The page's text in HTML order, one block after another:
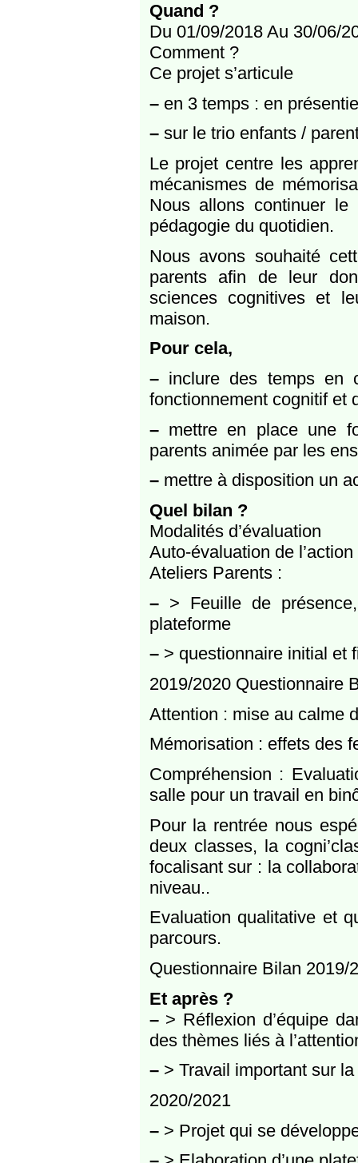
Quand ?
Du 01/09/2018 Au 30/06/
Comment ?
Ce projet s’articule
–en 3 temps : en
–sur le trio enfants /
Le projet centre les
mécanismes de
Nous allons continuer
pédagogie du quotidien.
Nous avons souhaité
parents afin de leur
sciences cognitives et
maison.
Pour cela,
–inclure des temps en
fonctionnement cognitif et
–mettre en place une
parents animée par les
–mettre à disposition un
Quel bilan ?
Modalités d’évaluation
Auto-évaluation de
Ateliers Parents :
–> Feuille de
plateforme
–> questionnaire initial et
2019/2020 Questionnaire
Attention : mise au calme
Mémorisation : effets des
Compréhension :
salle pour un travail en
Pour la rentrée nous
deux classes, la
focalisant sur : la
niveau..
Evaluation qualitative et
parcours.
Questionnaire Bilan 2019/
Et après ?
–> Réflexion d’équipe
des thèmes liés à
–> Travail important sur
2020/2021
–> Projet qui se